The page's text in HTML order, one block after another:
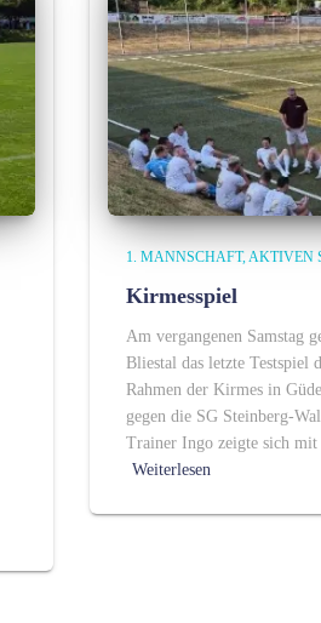
1. MANNSCHAFT AKTIVEN
Kirmesspiel
Am vergangenen Samstag
Bliestal das letzte Testspiel
Rahmen der Kirmes in
gegen die SG Steinberg-
Trainer Ingo zeigte sich
Weiterlesen